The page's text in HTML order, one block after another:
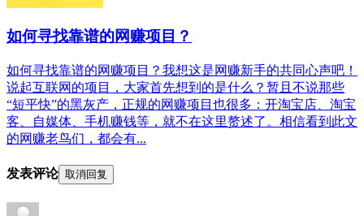
如何寻找靠谱的网赚项目？
如何寻找靠谱的网赚项目？我想这是网赚新手的共同心声吧！
说起互联网的项目，大家首先想到的是什么？暂且不说那些
“短平快”的黑灰产，正规的网赚项目也很多：开淘宝店、淘宝
客、自媒体、手机赚钱等，就不在这里赘述了。相信看到此文
的网赚老鸟们，都会有...
发表评论 取消回复